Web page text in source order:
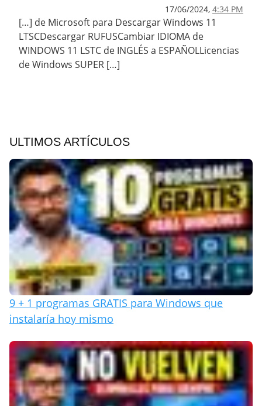
17/06/2024, 4:34 PM
[…] de Microsoft para Descargar Windows 11
LTSCDescargar RUFUSCambiar IDIOMA de
WINDOWS 11 LSTC de INGLÉS a ESPAÑOLLicencias
de Windows SUPER […]
ULTIMOS ARTÍCULOS
9 + 1 programas GRATIS para Windows que
instalaría hoy mismo